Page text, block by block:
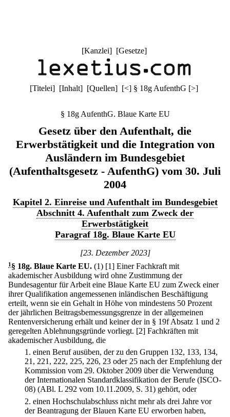
[Kanzlei] [Gesetze]
[Titelei] [Inhalt] [Quellen] [<] § 18g AufenthG [>]
§ 18g AufenthG. Blaue Karte EU
Gesetz über den Aufenthalt, die
Erwerbstätigkeit und die Integration von
Ausländern im Bundesgebiet
(Aufenthaltsgesetz - AufenthG) vom 30. Juli
2004
Kapitel 2. Einreise und Aufenthalt im Bundesgebiet
Abschnitt 4. Aufenthalt zum Zweck der
Erwerbstätigkeit
Paragraf 18g. Blaue Karte EU
[23. Dezember 2023]
1 § 18g. Blaue Karte EU. (1) [1] Einer Fachkraft mit
akademischer Ausbildung wird ohne Zustimmung der
Bundesagentur für Arbeit eine Blaue Karte EU zum Zweck einer
ihrer Qualifikation angemessenen inländischen Beschäftigung
erteilt, wenn sie ein Gehalt in Höhe von mindestens 50 Prozent
der jährlichen Beitragsbemessungsgrenze in der allgemeinen
Rentenversicherung erhält und keiner der in § 19f Absatz 1 und 2
geregelten Ablehnungsgründe vorliegt. [2] Fachkräften mit
akademischer Ausbildung, die
1. einen Beruf ausüben, der zu den Gruppen 132, 133, 134,
21, 221, 222, 225, 226, 23 oder 25 nach der Empfehlung der
Kommission vom 29. Oktober 2009 über die Verwendung
der Internationalen Standardklassifikation der Berufe (ISCO-
08) (ABl. L 292 vom 10.11.2009, S. 31) gehört, oder
2. einen Hochschulabschluss nicht mehr als drei Jahre vor
der Beantragung der Blauen Karte EU erworben haben,